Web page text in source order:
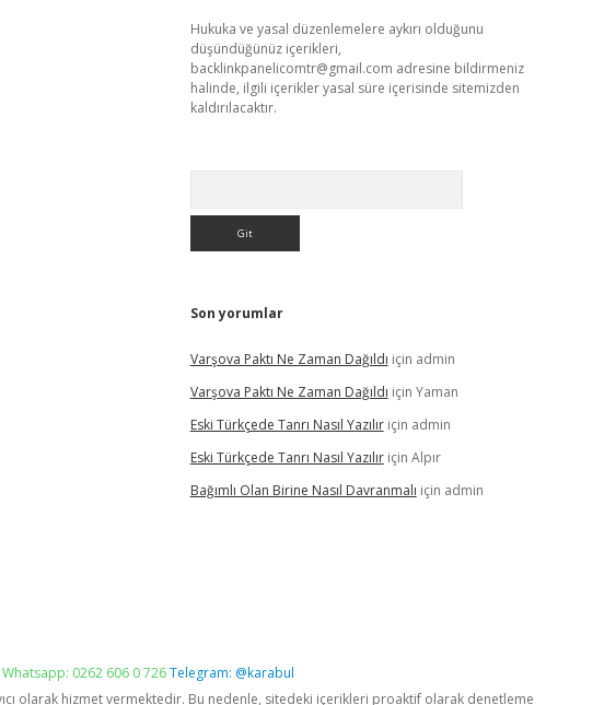
Hukuka ve yasal düzenlemelere aykırı olduğunu
düşündüğünüz içerikleri,
backlinkpanelicomtr@gmail.com adresine bildirmeniz
halinde, ilgili içerikler yasal süre içerisinde sitemizden
kaldırılacaktır.
Son yorumlar
Varşova Paktı Ne Zaman Dağıldı için admin
Varşova Paktı Ne Zaman Dağıldı için Yaman
Eski Türkçede Tanrı Nasıl Yazılıriçin admin
Eski Türkçede Tanrı Nasıl Yazılıriçin Alpır
Bağımlı Olan Birine Nasıl Davranmalı için admin
Whatsapp: 0262 606 0 726Telegram: @karabul
olarak hizmet vermektedir. Bu nedenle, sitedeki içerikleri proaktif olarak denetleme